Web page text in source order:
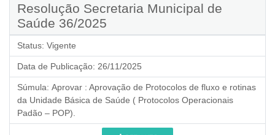
Resolução Secretaria Municipal de
Saúde 36/2025
Status: Vigente
Data de Publicação: 26/11/2025
Súmula: Aprovar : Aprovação de Protocolos de fluxo e rotinas
da Unidade Básica de Saúde ( Protocolos Operacionais
Padão – POP).